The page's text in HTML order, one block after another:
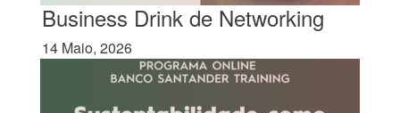
Business Drink de Networking
14 Maio, 2026